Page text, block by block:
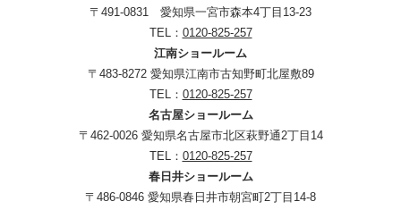
〒491-0831 愛知県一宮市森本4丁目13-23
TEL： 0120-825-257
江南ショールーム
〒483-8272 愛知県江南市古知野町北屋敷89
TEL： 0120-825-257
名古屋ショールーム
〒462-0026 愛知県名古屋市北区萩野通2丁目14
TEL： 0120-825-257
春日井ショールーム
〒486-0846 愛知県春日井市朝宮町2丁目14-8